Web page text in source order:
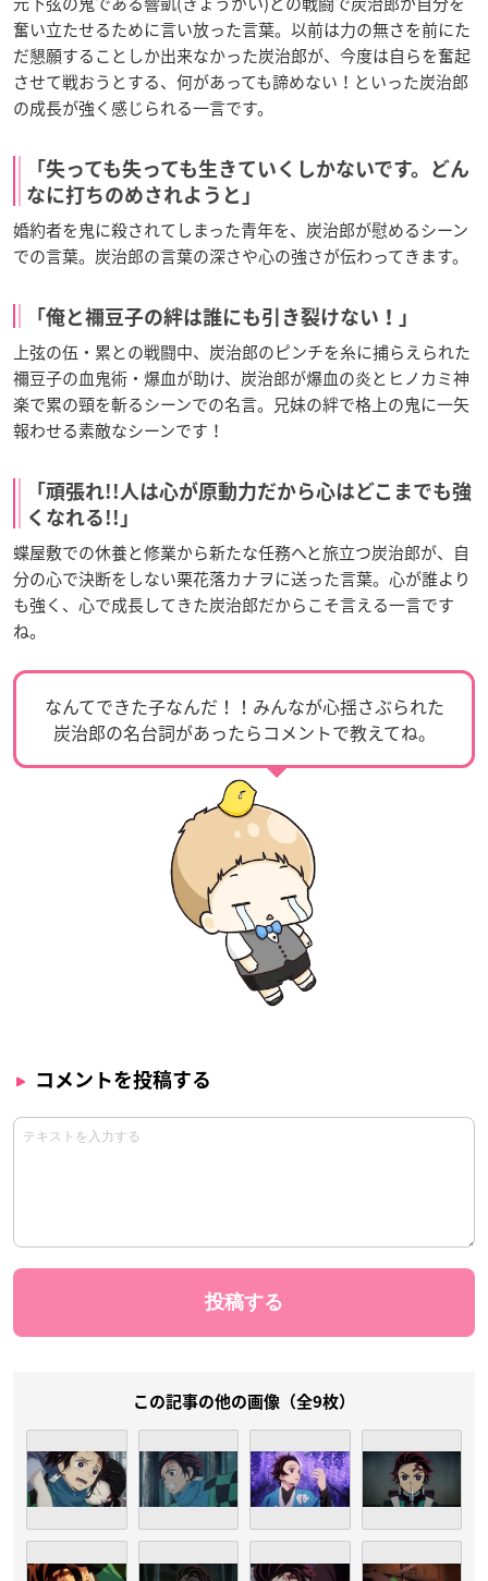
奮い立たせるために言い放った言葉。以前は力の無さを前にた
だ懇願することしか出来なかった炭治郎が、今度は自らを奮起
させて戦おうとする、何があっても諦めない！といった炭治郎
の成長が強く感じられる一言です。
「失っても失っても生きていくしかないです。どん
なに打ちのめされようと」
婚約者を鬼に殺されてしまった青年を、炭治郎が慰めるシーン
での言葉。炭治郎の言葉の深さや心の強さが伝わってきます。
「俺と禰󠄀豆子の絆は誰にも引き裂けない！」
上弦の伍・累との戦闘中、炭治郎のピンチを糸に捕らえられた
禰󠄀豆子の血鬼術・爆血が助け、炭治郎が爆血の炎とヒノカミ神
楽で累の頸を斬るシーンでの名言。兄妹の絆で格上の鬼に一矢
報わせる素敵なシーンです！
「頑張れ!!人は心が原動力だから心はどこまでも強
くなれる!!」
蝶屋敷での休養と修業から新たな任務へと旅立つ炭治郎が、自
分の心で決断をしない栗花落カナヲに送った言葉。心が誰より
も強く、心で成長してきた炭治郎だからこそ言える一言です
ね。
なんてできた子なんだ！！みんなが心揺さぶられた
炭治郎の名台詞があったらコメントで教えてね。
コメントを投稿する
この記事の他の画像（全9枚）